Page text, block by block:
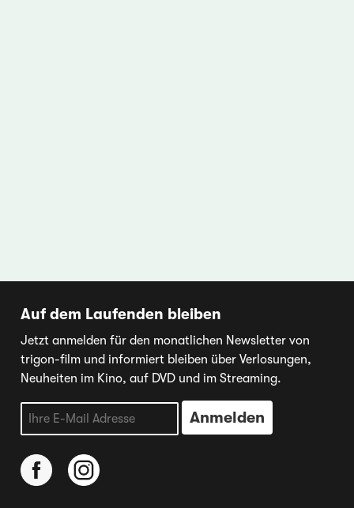
Auf dem Laufenden bleiben
Jetzt anmelden für den monatlichen Newsletter von
trigon-film und informiert bleiben über Verlosungen,
Neuheiten im Kino, auf DVD und im Streaming.